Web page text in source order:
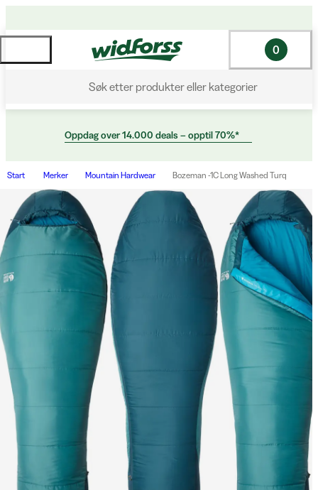
Søk etter produkter eller kategorier
0
Oppdag over 14.000 deals – opptil 70%*
Start Merker Mountain Hardwear Bozeman -1C Long Washed Turq